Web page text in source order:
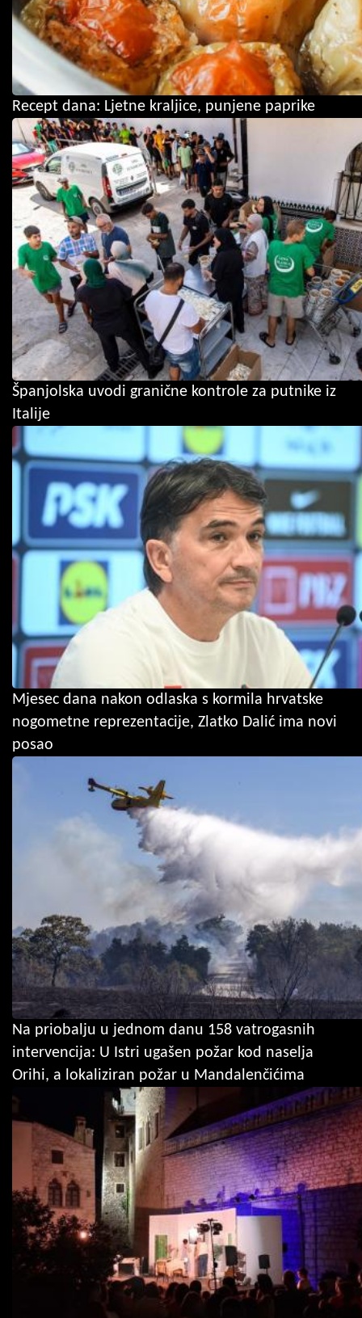
Recept dana: Ljetne kraljice, punjene paprike
Španjolska uvodi granične kontrole za putnike iz
Italije
Mjesec dana nakon odlaska s kormila hrvatske
nogometne reprezentacije, Zlatko Dalić ima novi
posao
Na priobalju u jednom danu 158 vatrogasnih
intervencija: U Istri ugašen požar kod naselja
Orihi, a lokaliziran požar u Mandalenčićima